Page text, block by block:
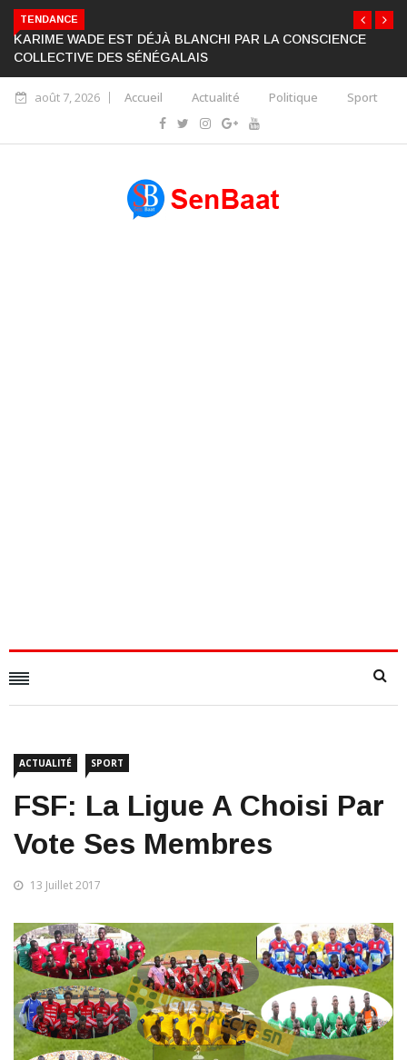
TENDANCE
KARIME WADE EST DÉJÀ BLANCHI PAR LA CONSCIENCE
COLLECTIVE DES SÉNÉGALAIS
août 7, 2026 Accueil Actualité Politique Sport
ACTUALITÉ SPORT
FSF: La Ligue A Choisi Par
Vote Ses Membres
13 Juillet 2017